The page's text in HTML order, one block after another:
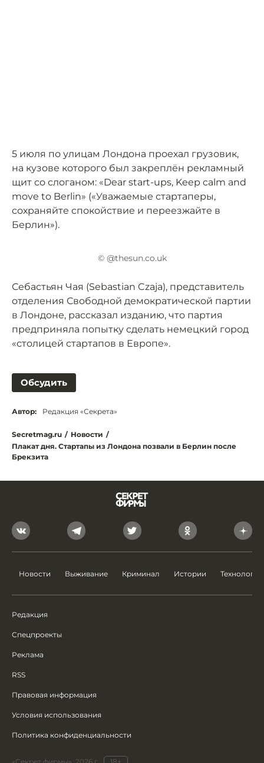
5 июля по улицам Лондона проехал грузовик,
на кузове которого был закреплён рекламный
щит со слоганом: «Dear start-ups, Keep calm and
move to Berlin» («Уважаемые стартаперы,
сохраняйте спокойствие и переезжайте в
Берлин»).
© @thesun.co.uk
Себастьян Чая (Sebastian Czaja), представитель
отделения Свободной демократической партии
в Лондоне, рассказал изданию, что партия
предприняла попытку сделать немецкий город
«столицей стартапов в Европе».
Обсудить
Автор: Редакция «Секрета»
Secretmag.ru / Новости /
Плакат дня. Стартапы из Лондона позвали в Берлин после
Брекзита
Новости Выживание Криминал Истории Технологии
Редакция
Спецпроекты
Реклама
RSS
Правовая информация
Условия использования
Политика конфиденциальности